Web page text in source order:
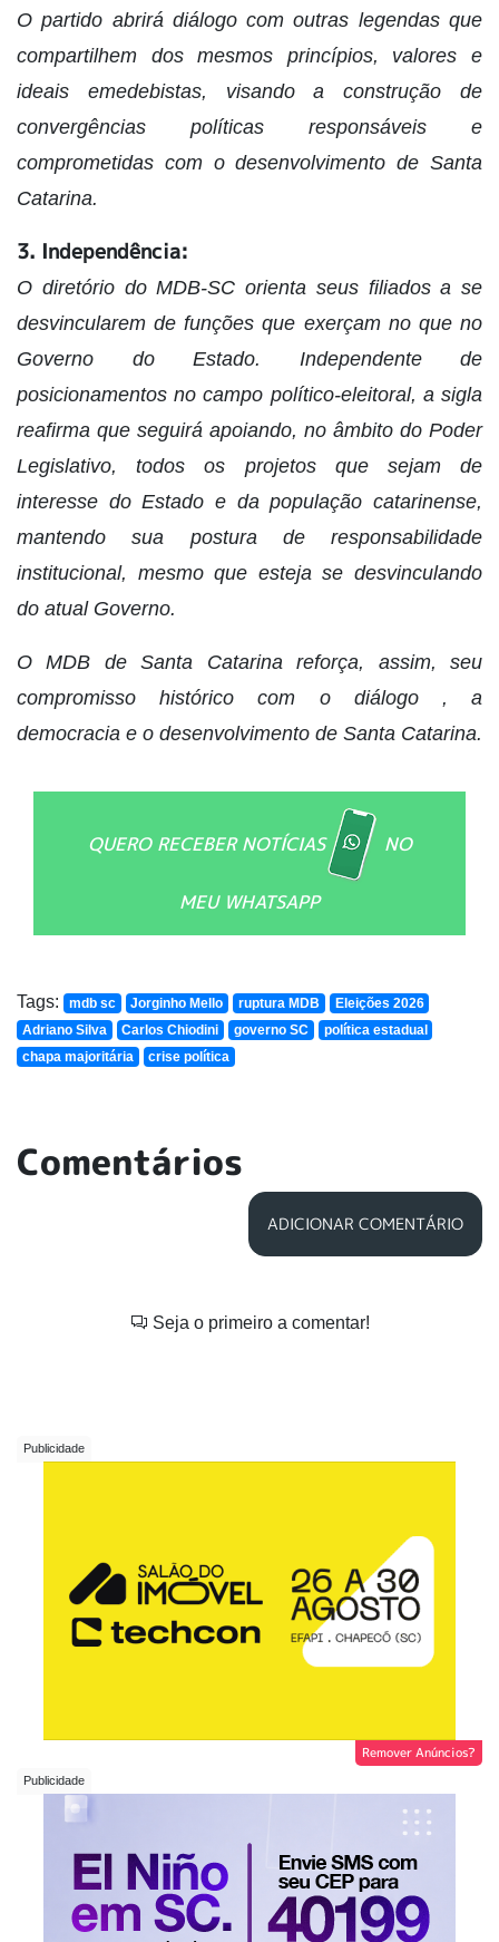
O partido abrirá diálogo com outras legendas que
compartilhem dos mesmos princípios, valores e
ideais emedebistas, visando a construção de
convergências políticas responsáveis e
comprometidas com o desenvolvimento de Santa
Catarina.
3. Independência:
O diretório do MDB-SC orienta seus filiados a se
desvincularem de funções que exerçam no que no
Governo do Estado. Independente de
posicionamentos no campo político-eleitoral, a sigla
reafirma que seguirá apoiando, no âmbito do Poder
Legislativo, todos os projetos que sejam de
interesse do Estado e da população catarinense,
mantendo sua postura de responsabilidade
institucional, mesmo que esteja se desvinculando
do atual Governo.
O MDB de Santa Catarina reforça, assim, seu
compromisso histórico com o diálogo , a
democracia e o desenvolvimento de Santa Catarina.
QUERO RECEBER NOTÍCIAS NO
MEU WHATSAPP
Tags: mdb sc Jorginho Mello ruptura MDB
Eleições 2026
Adriano Silva
Carlos Chiodini governo SC
política estadual
chapa majoritária
crise política
Comentários
ADICIONAR COMENTÁRIO
Seja o primeiro a comentar!
Remover Anúncios?